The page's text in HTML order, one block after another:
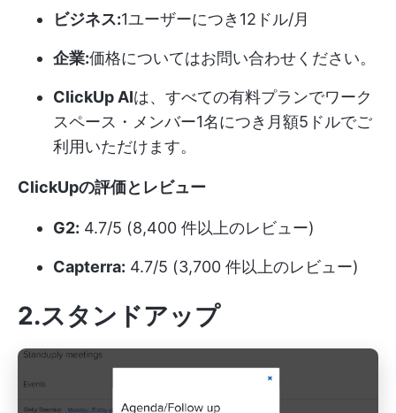
ビジネス:1ユーザーにつき12ドル/月
企業:価格についてはお問い合わせください。
ClickUp AIは、すべての有料プランでワーク
スペース・メンバー1名につき月額5ドルでご
利用いただけます。
ClickUpの評価とレビュー
G2: 4.7/5 (8,400 件以上のレビュー)
Capterra: 4.7/5 (3,700 件以上のレビュー)
2.スタンドアップ